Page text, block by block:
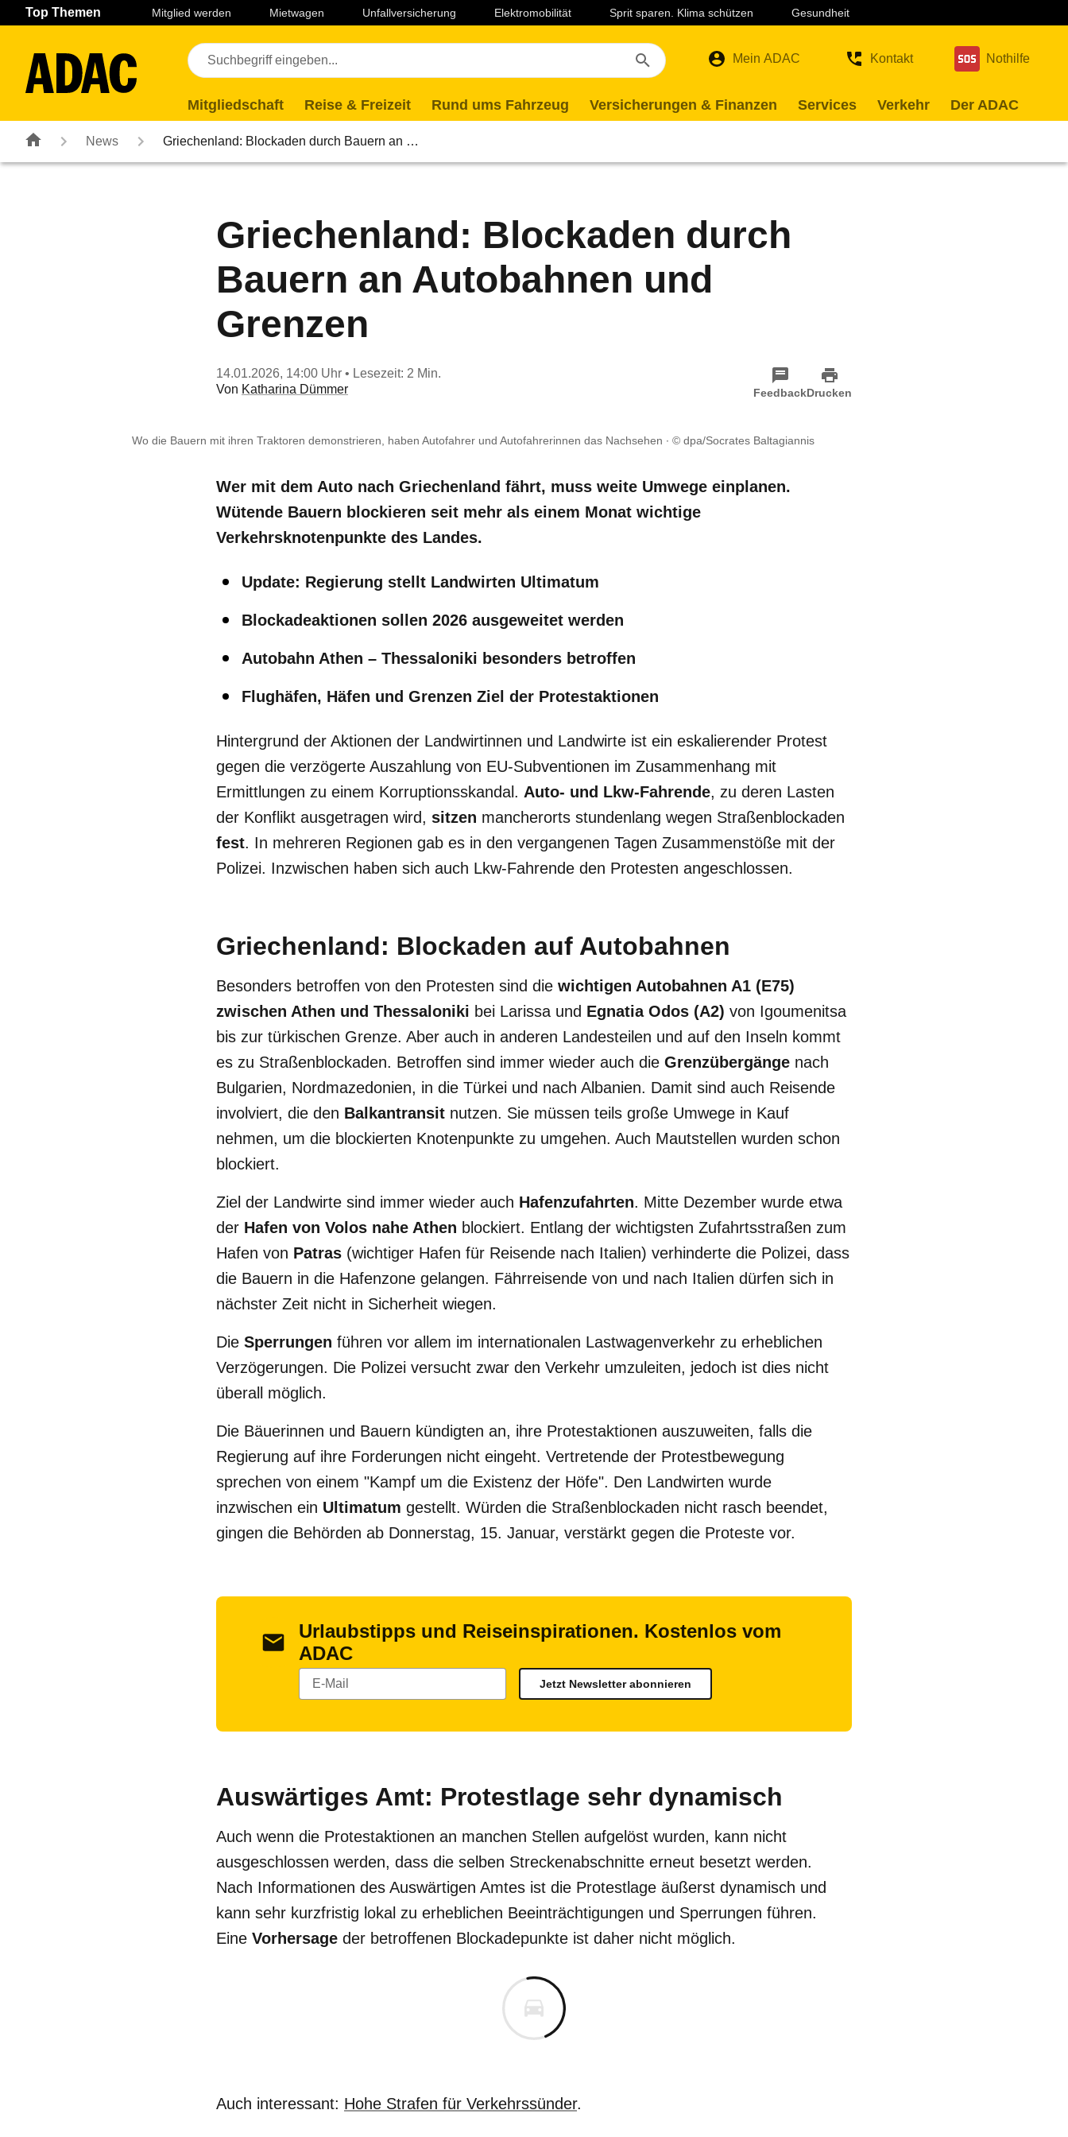
Navigation Seiteninhalt Fußzeile
Top Themen Mitglied werden Mietwagen Unfallversicherung Elektromobilität Sprit sparen. Klima schützen Gesundheit
Mein ADAC Kontakt Nothilfe
Mitgliedschaft Reise & Freizeit Rund ums Fahrzeug Versicherungen & Finanzen Services Verkehr Der ADAC
News Griechenland: Blockaden durch Bauern an …
Griechenland: Blockaden durch
Bauern an Autobahnen und
Grenzen
14.01.2026, 14:00 Uhr • Lesezeit: 2 Min.
Von Katharina Dümmer FeedbackDrucken
Wo die Bauern mit ihren Traktoren demonstrieren, haben Autofahrer und Autofahrerinnen das Nachsehen © dpa/Socrates Baltagiannis
Wer mit dem Auto nach Griechenland fährt, muss weite Umwege einplanen.
Wütende Bauern blockieren seit mehr als einem Monat wichtige
Verkehrsknotenpunkte des Landes.
Update: Regierung stellt Landwirten Ultimatum
Blockadeaktionen sollen 2026 ausgeweitet werden
Autobahn Athen – Thessaloniki besonders betroffen
Flughäfen, Häfen und Grenzen Ziel der Protestaktionen
Hintergrund der Aktionen der Landwirtinnen und Landwirte ist ein eskalierender Protest
gegen die verzögerte Auszahlung von EU-Subventionen im Zusammenhang mit
Ermittlungen zu einem Korruptionsskandal. Auto- und Lkw-Fahrende, zu deren Lasten
der Konflikt ausgetragen wird, sitzen mancherorts stundenlang wegen Straßenblockaden
fest. In mehreren Regionen gab es in den vergangenen Tagen Zusammenstöße mit der
Polizei. Inzwischen haben sich auch Lkw-Fahrende den Protesten angeschlossen.
Griechenland: Blockaden auf Autobahnen
Besonders betroffen von den Protesten sind die wichtigen Autobahnen A1 (E75)
zwischen Athen und Thessaloniki bei Larissa und Egnatia Odos (A2) von Igoumenitsa
bis zur türkischen Grenze. Aber auch in anderen Landesteilen und auf den Inseln kommt
es zu Straßenblockaden. Betroffen sind immer wieder auch die Grenzübergänge nach
Bulgarien, Nordmazedonien, in die Türkei und nach Albanien. Damit sind auch Reisende
involviert, die den Balkantransit nutzen. Sie müssen teils große Umwege in Kauf
nehmen, um die blockierten Knotenpunkte zu umgehen. Auch Mautstellen wurden schon
blockiert.
Ziel der Landwirte sind immer wieder auch Hafenzufahrten. Mitte Dezember wurde etwa
der Hafen von Volos nahe Athen blockiert. Entlang der wichtigsten Zufahrtsstraßen zum
Hafen von Patras (wichtiger Hafen für Reisende nach Italien) verhinderte die Polizei, dass
die Bauern in die Hafenzone gelangen. Fährreisende von und nach Italien dürfen sich in
nächster Zeit nicht in Sicherheit wiegen.
Die Sperrungen führen vor allem im internationalen Lastwagenverkehr zu erheblichen
Verzögerungen. Die Polizei versucht zwar den Verkehr umzuleiten, jedoch ist dies nicht
überall möglich.
Die Bäuerinnen und Bauern kündigten an, ihre Protestaktionen auszuweiten, falls die
Regierung auf ihre Forderungen nicht eingeht. Vertretende der Protestbewegung
sprechen von einem "Kampf um die Existenz der Höfe". Den Landwirten wurde
inzwischen ein Ultimatum gestellt. Würden die Straßenblockaden nicht rasch beendet,
gingen die Behörden ab Donnerstag, 15. Januar, verstärkt gegen die Proteste vor.
Urlaubstipps und Reiseinspirationen. Kostenlos vom
ADAC
Jetzt Newsletter abonnieren
Auswärtiges Amt: Protestlage sehr dynamisch
Auch wenn die Protestaktionen an manchen Stellen aufgelöst wurden, kann nicht
ausgeschlossen werden, dass die selben Streckenabschnitte erneut besetzt werden.
Nach Informationen des Auswärtigen Amtes ist die Protestlage äußerst dynamisch und
kann sehr kurzfristig lokal zu erheblichen Beeinträchtigungen und Sperrungen führen.
Eine Vorhersage der betroffenen Blockadepunkte ist daher nicht möglich.
Auch interessant: Hohe Strafen für Verkehrssünder.